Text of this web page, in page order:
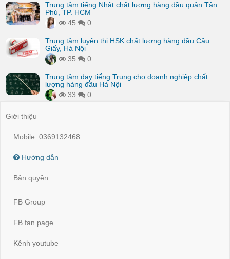
Trung tâm tiếng Nhật chất lượng hàng đầu quận Tân
Phú, TP. HCM
45
0
Trung tâm luyện thi HSK chất lượng hàng đầu Cầu
Giấy, Hà Nội
35
0
Trung tâm dạy tiếng Trung cho doanh nghiệp chất
lượng hàng đầu Hà Nội
33
0
Giới thiệu
Mobile: 0369132468
Hướng dẫn
Bản quyền
FB Group
FB fan page
Kênh youtube